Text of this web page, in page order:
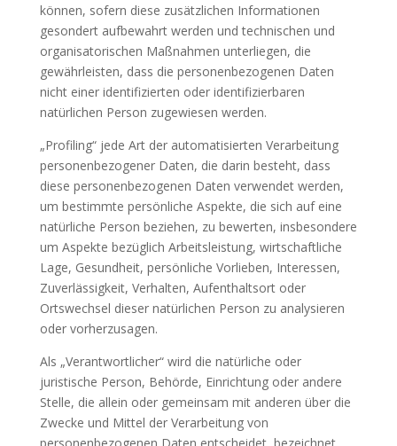
können, sofern diese zusätzlichen Informationen
gesondert aufbewahrt werden und technischen und
organisatorischen Maßnahmen unterliegen, die
gewährleisten, dass die personenbezogenen Daten
nicht einer identifizierten oder identifizierbaren
natürlichen Person zugewiesen werden.
„Profiling“ jede Art der automatisierten Verarbeitung
personenbezogener Daten, die darin besteht, dass
diese personenbezogenen Daten verwendet werden,
um bestimmte persönliche Aspekte, die sich auf eine
natürliche Person beziehen, zu bewerten, insbesondere
um Aspekte bezüglich Arbeitsleistung, wirtschaftliche
Lage, Gesundheit, persönliche Vorlieben, Interessen,
Zuverlässigkeit, Verhalten, Aufenthaltsort oder
Ortswechsel dieser natürlichen Person zu analysieren
oder vorherzusagen.
Als „Verantwortlicher“ wird die natürliche oder
juristische Person, Behörde, Einrichtung oder andere
Stelle, die allein oder gemeinsam mit anderen über die
Zwecke und Mittel der Verarbeitung von